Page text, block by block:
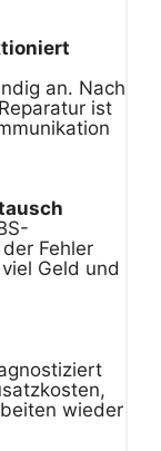
an. Nach
ist
Fehler
Geld und
wieder